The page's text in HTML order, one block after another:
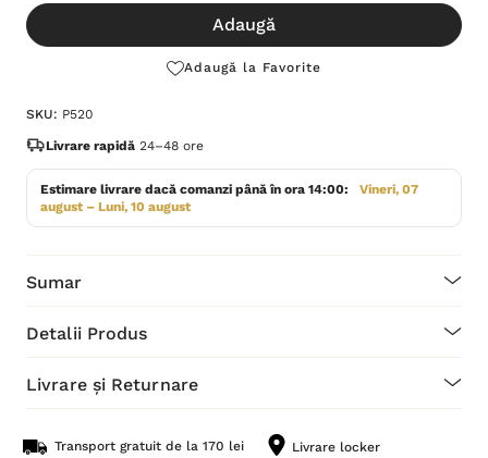
te!
Stocul
Adaugă
Adaugă la Favorite
SKU: P520
Livrare rapidă 24–48 ore
Estimare livrare dacă comanzi până în ora 14:00:
Vineri, 07
august – Luni, 10 august
Sumar
Detalii Produs
Livrare și Returnare
Transport gratuit de la 170 lei Livrare locker